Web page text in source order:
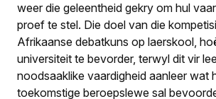
weer die geleentheid gekry om hul
proef te stel. Die doel van die
Afrikaanse debatkuns op laerskool,
universiteit te bevorder, terwyl dit vir
noodsaaklike vaardigheid aanleer wat
toekomstige beroepslewe sal